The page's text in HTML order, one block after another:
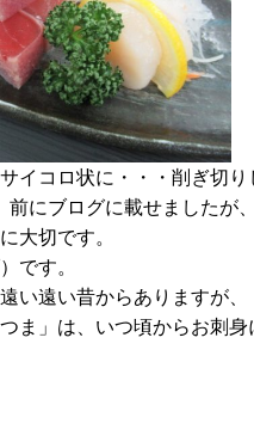
イコロ状に・・・削ぎ切り
にブログに載せましたが、
大切です。
です。
い遠い昔からありますが、
ま」は、いつ頃からお刺身